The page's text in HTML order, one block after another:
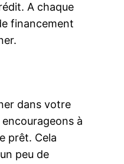
A chaque
financement
dans votre
à
prêt. Cela
peu de